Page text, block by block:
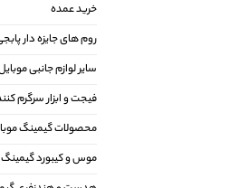
خرید عمده
روم های جایزه دار
سایر لوازم جانبی
فیجت و ابزار سرگرم
محصولات گیمینگ
موس و کیبورد گیمینگ